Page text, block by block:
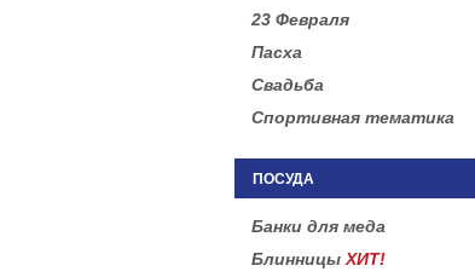
23 Февраля
Пасха
Свадьба
Спортивная тематика
ПОСУДА
Банки для меда
Блинницы ХИТ!